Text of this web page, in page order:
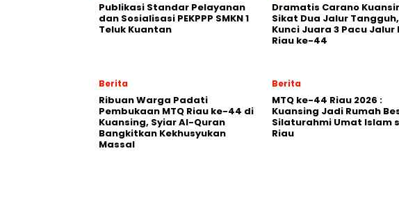
Publikasi Standar Pelayanan
dan Sosialisasi PEKPPP SMKN 1
Teluk Kuantan
Dramatis Carano
Sikat Dua Jalur Tangguh,
Kunci Juara 3 Pacu Jalur
Riau ke-44
Berita
Ribuan Warga Padati
Pembukaan MTQ Riau ke-44 di
Kuansing, Syiar Al-Quran
Bangkitkan Kekhusyukan
Massal
Berita
MTQ ke-44 Riau 2026 :
Kuansing Jadi Rumah
Silaturahmi Umat Islam
Riau